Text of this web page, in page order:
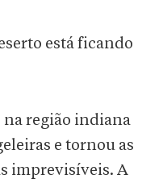
está ficando
região indiana
e tornou as
imprevisíveis. A